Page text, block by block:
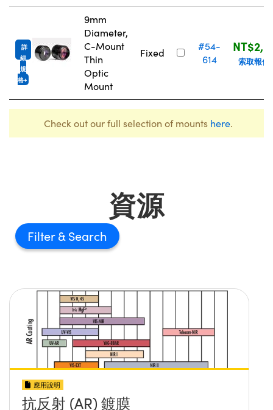
詳
細
規
格
9mm
Diameter,
C-Mount
Thin
Optic
Mount
Fixed
#54-
614
索取報價
Check out our full selection of mounts here.
資源
Filter
應用說明
抗反射 (AR) 鍍膜